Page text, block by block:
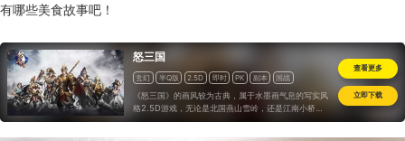
有哪些美食故事吧！
怒三国
玄幻 半Q版 2.5D 即时 PK 副本
国战
道具收费
《怒三国》的画风较为古典，属于水墨画气息的写实风
格2.5D游戏，无论是北国燕山雪岭，还是江南小桥流
水，还是战火纷飞的赤壁，都给人一种沉重的历史即视
查看更多
立即下载